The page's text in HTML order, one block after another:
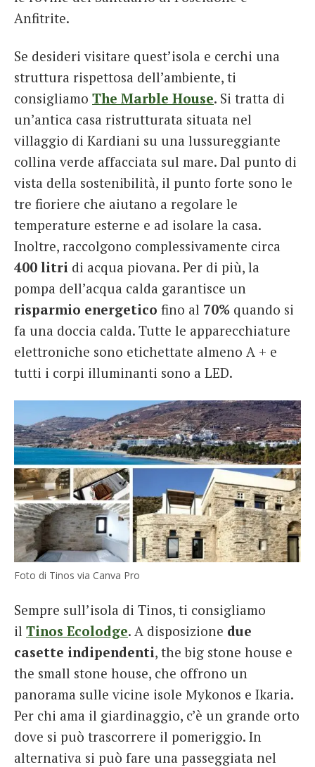
Anfitrite.
Se desideri visitare quest’isola e cerchi una
struttura rispettosa dell’ambiente, ti
consigliamo The Marble House. Si tratta di
un’antica casa ristrutturata situata nel
villaggio di Kardiani su una lussureggiante
collina verde affacciata sul mare. Dal punto di
vista della sostenibilità, il punto forte sono le
tre fioriere che aiutano a regolare le
temperature esterne e ad isolare la casa.
Inoltre, raccolgono complessivamente circa
400 litri di acqua piovana. Per di più, la
pompa dell’acqua calda garantisce un
risparmio energetico fino al 70% quando si
fa una doccia calda. Tutte le apparecchiature
elettroniche sono etichettate almeno A + e
tutti i corpi illuminanti sono a LED.
Foto di Tinos via Canva Pro
Sempre sull’isola di Tinos, ti consigliamo
il Tinos Ecolodge. A disposizione due
casette indipendenti, the big stone house e
the small stone house, che offrono un
panorama sulle vicine isole Μykonos e Ikaria.
Per chi ama il giardinaggio, c’è un grande orto
dove si può trascorrere il pomeriggio. In
alternativa si può fare una passeggiata nel